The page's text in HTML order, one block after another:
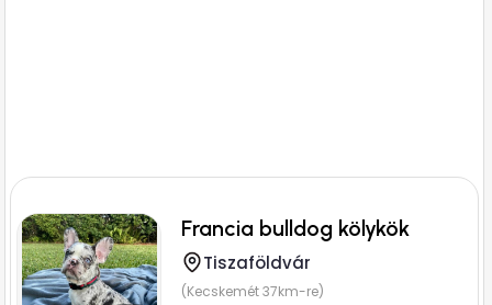
Francia bulldog kölykök
Tiszaföldvár
(Kecskemét 37km-re)